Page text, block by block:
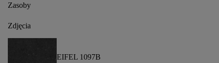
Zasoby
Zdjęcia
EIFEL 1097B